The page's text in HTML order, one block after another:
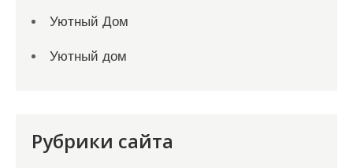
Уютный Дом
Уютный дом
Рубрики сайта